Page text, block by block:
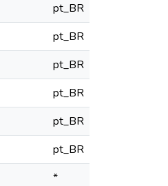
pt_BR
pt_BR
pt_BR
pt_BR
pt_BR
pt_BR
*